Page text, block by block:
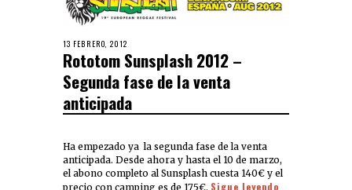
13 FEBRERO, 2012
Rototom Sunsplash 2012 –
Segunda fase de la venta
anticipada
Ha empezado ya la segunda fase de la venta
anticipada. Desde ahora y hasta el 10 de marzo,
el abono completo al Sunsplash cuesta 140€ y el
precio con camping es de 175€. Sigue leyendo